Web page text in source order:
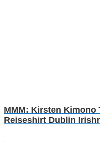
MMM: Kirsten Kimono
Reiseshirt Dublin